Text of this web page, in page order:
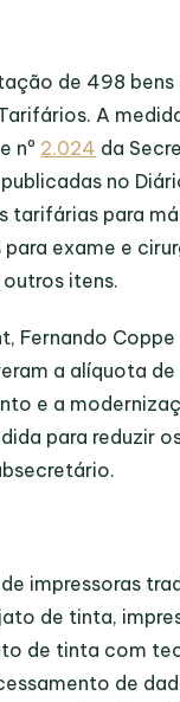
de 498
A
e nº 2.024 da
no
para
exame e
itens.
Fernando
a alíquota
e a
para reduzir
impressoras
de tinta,
de tinta com
de